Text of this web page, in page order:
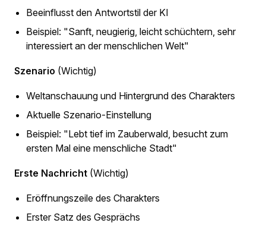
Beeinflusst den Antwortstil der KI
Beispiel: "Sanft, neugierig, leicht schüchtern, sehr
interessiert an der menschlichen Welt"
Szenario (Wichtig)
Weltanschauung und Hintergrund des Charakters
Aktuelle Szenario-Einstellung
Beispiel: "Lebt tief im Zauberwald, besucht zum
ersten Mal eine menschliche Stadt"
Erste Nachricht (Wichtig)
Eröffnungszeile des Charakters
Erster Satz des Gesprächs